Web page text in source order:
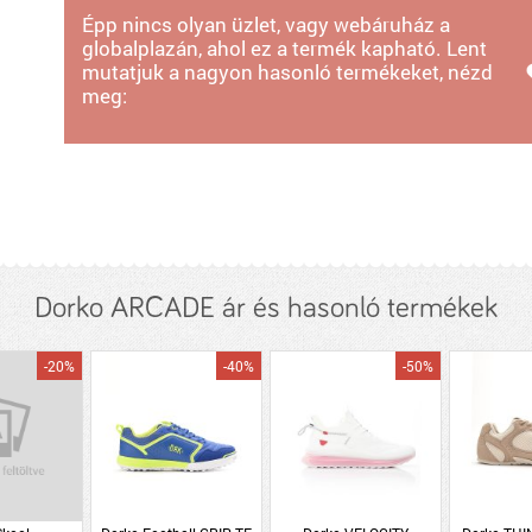
Épp nincs olyan üzlet, vagy webáruház a
globalplazán, ahol ez a termék kapható. Lent
mutatjuk a nagyon hasonló termékeket, nézd
meg:
Dorko ARCADE ár és hasonló termékek
-20% -40% -50%